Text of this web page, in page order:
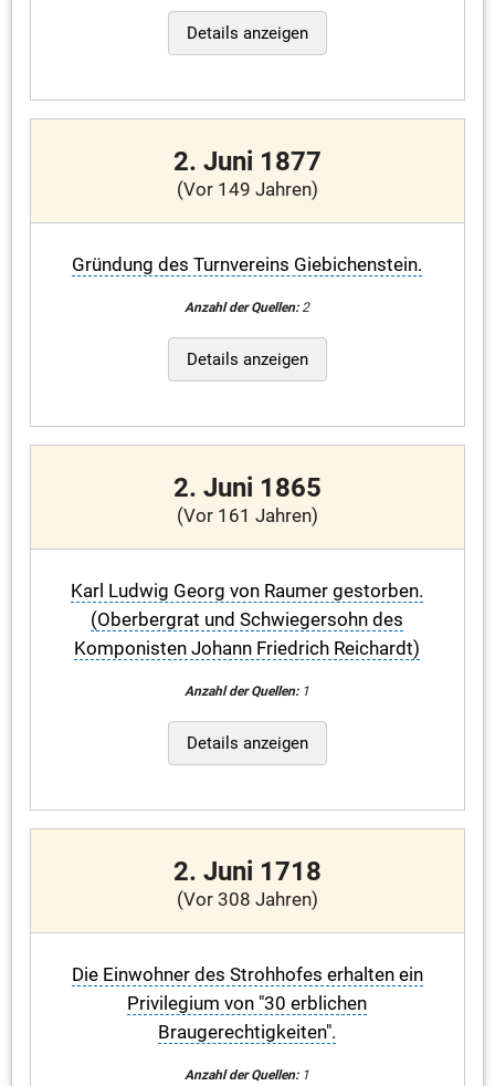
Details anzeigen
2. Juni 1877
(Vor 149 Jahren)
Gründung des Turnvereins Giebichenstein.
Anzahl der Quellen:2
Details anzeigen
2. Juni 1865
(Vor 161 Jahren)
Karl Ludwig Georg von Raumer gestorben.
(Oberbergrat und Schwiegersohn des
Komponisten Johann Friedrich Reichardt)
Anzahl der Quellen:1
Details anzeigen
2. Juni 1718
(Vor 308 Jahren)
Die Einwohner des Strohhofes erhalten ein
Privilegium von "30 erblichen
Braugerechtigkeiten".
Anzahl der Quellen:1